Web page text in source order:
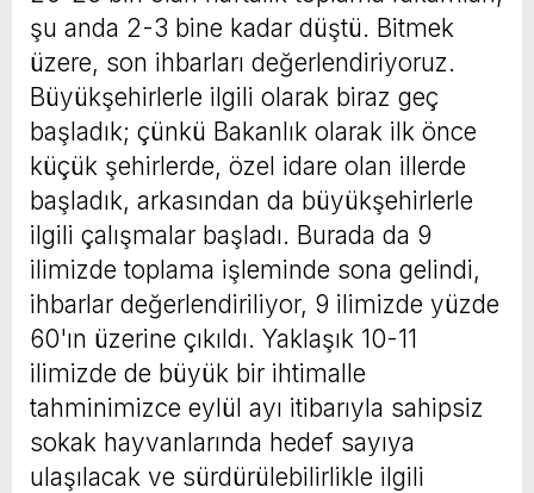
şu anda 2-3 bine kadar düştü. Bitmek
üzere, son ihbarları değerlendiriyoruz.
Büyükşehirlerle ilgili olarak biraz geç
başladık; çünkü Bakanlık olarak ilk önce
küçük şehirlerde, özel idare olan illerde
başladık, arkasından da büyükşehirlerle
ilgili çalışmalar başladı. Burada da 9
ilimizde toplama işleminde sona gelindi,
ihbarlar değerlendiriliyor, 9 ilimizde yüzde
60'ın üzerine çıkıldı. Yaklaşık 10-11
ilimizde de büyük bir ihtimalle
tahminimizce eylül ayı itibarıyla sahipsiz
sokak hayvanlarında hedef sayıya
ulaşılacak ve sürdürülebilirlikle ilgili